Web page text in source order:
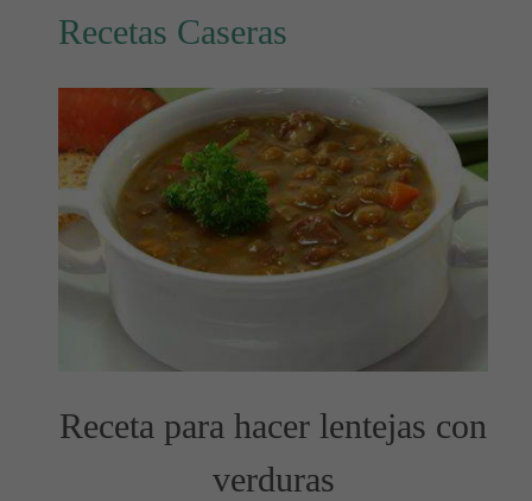
Recetas Caseras
Receta para hacer lentejas con
verduras